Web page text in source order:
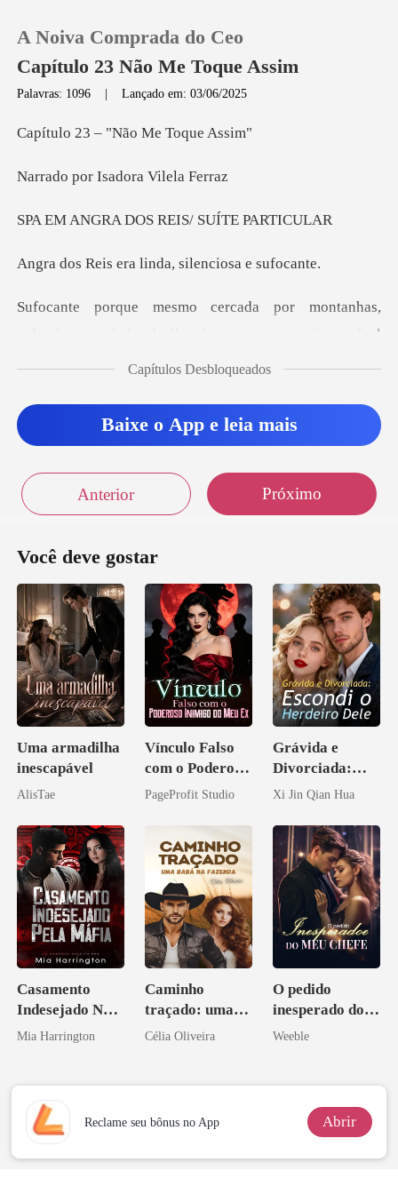
Loja
A Noiva Comprada do Ceo
Capítulo 23 Não Me Toque Assim
Palavras: 1096 |Lançado em: 03/06/2025
– "Não Me
Isadora Vi
DOS REIS/ SUÍ
ra linda, silenc
eiro de óleo de massagem, era impossível
desligar o coração. ACapítulos Desbloqueados
Baixe o App e leia mais
Anterior Próximo
Você deve gostar
Uma armadilha
inescapável
AlisTae
Vínculo Falso
com o Poderoso
Inimigo do Meu
PageProfit Studio
Grávida e
Divorciada:
Escondi o
Xi Jin Qian Hua
Casamento
Indesejado Na
Máfia
Mia Harrington
Caminho
traçado: uma
babá na fazenda
Célia Oliveira
O pedido
inesperado do
meu chefe
Weeble
Reclame seu bônus no App Abrir